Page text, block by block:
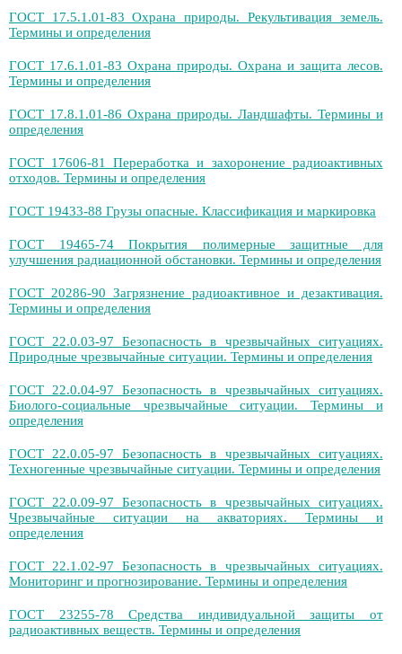
ГОСТ 17.5.1.01-83 Охрана природы. Рекультивация земель.
Термины и определения
ГОСТ 17.6.1.01-83 Охрана природы. Охрана и защита лесов.
Термины и определения
ГОСТ 17.8.1.01-86 Охрана природы. Ландшафты. Термины и
определения
ГОСТ 17606-81 Переработка и захоронение радиоактивных
отходов. Термины и определения
ГОСТ 19433-88 Грузы опасные. Классификация и маркировка
ГОСТ 19465-74 Покрытия полимерные защитные для
улучшения радиационной обстановки. Термины и определения
ГОСТ 20286-90 Загрязнение радиоактивное и дезактивация.
Термины и определения
ГОСТ 22.0.03-97 Безопасность в чрезвычайных ситуациях.
Природные чрезвычайные ситуации. Термины и определения
ГОСТ 22.0.04-97 Безопасность в чрезвычайных ситуациях.
Биолого-социальные чрезвычайные ситуации. Термины и
определения
ГОСТ 22.0.05-97 Безопасность в чрезвычайных ситуациях.
Техногенные чрезвычайные ситуации. Термины и определения
ГОСТ 22.0.09-97 Безопасность в чрезвычайных ситуациях.
Чрезвычайные ситуации на акваториях. Термины и
определения
ГОСТ 22.1.02-97 Безопасность в чрезвычайных ситуациях.
Мониторинг и прогнозирование. Термины и определения
ГОСТ 23255-78 Средства индивидуальной защиты от
радиоактивных веществ. Термины и определения